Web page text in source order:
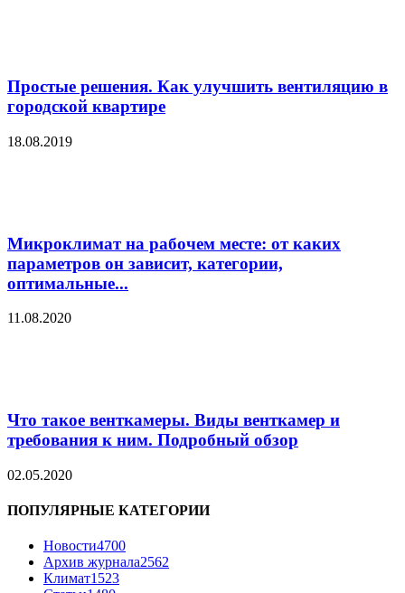
Простые решения. Как улучшить вентиляцию в
городской квартире
18.08.2019
Микроклимат на рабочем месте: от каких
параметров он зависит, категории,
оптимальные...
11.08.2020
Что такое венткамеры. Виды венткамер и
требования к ним. Подробный обзор
02.05.2020
ПОПУЛЯРНЫЕ КАТЕГОРИИ
Новости4700
Архив журнала2562
Климат1523